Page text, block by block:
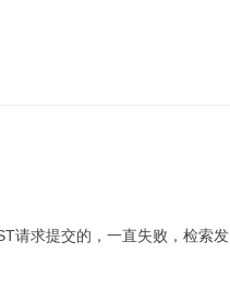
请求提交的，一直失败，检索发